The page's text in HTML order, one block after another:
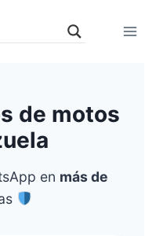
de motos
en más de